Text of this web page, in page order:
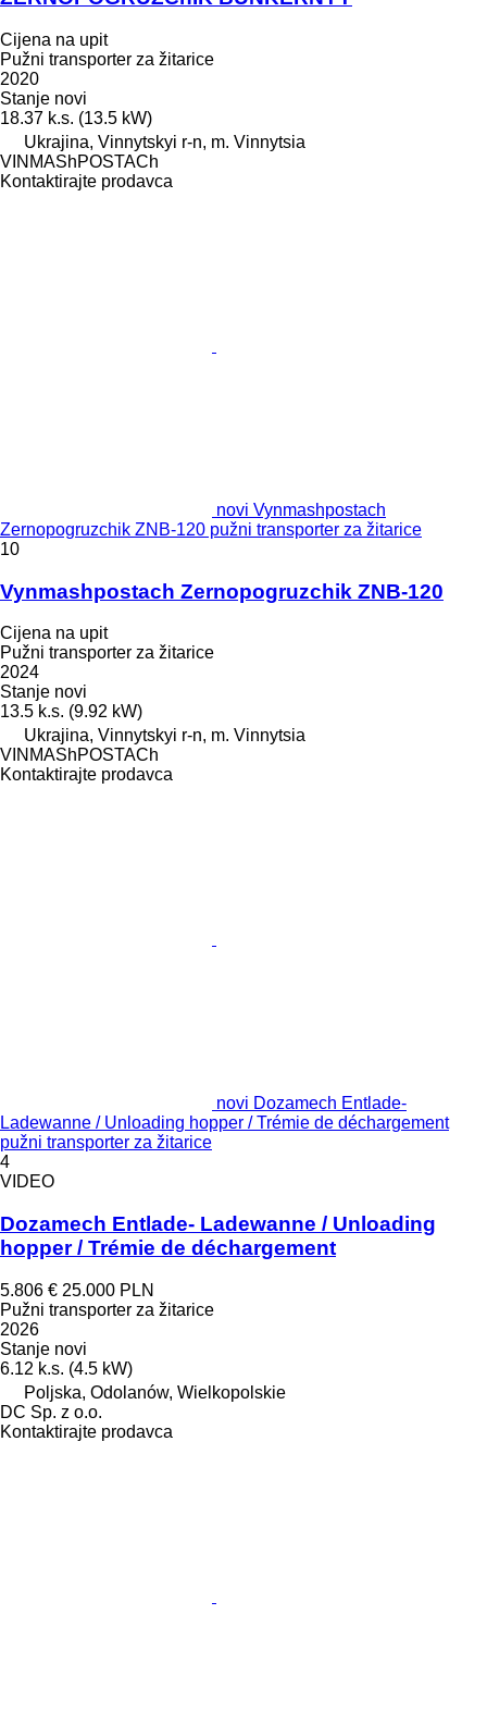
Cijena na upit
Pužni transporter za žitarice
2020
Stanje novi
18.37 k.s. (13.5 kW)
Ukrajina, Vinnytskyi r-n, m. Vinnytsia
VINMAShPOSTACh
Kontaktirajte prodavca
novi Vynmashpostach
Zernopogruzchik ZNB-120 pužni transporter za žitarice
10
Vynmashpostach Zernopogruzchik ZNB-120
Cijena na upit
Pužni transporter za žitarice
2024
Stanje novi
13.5 k.s. (9.92 kW)
Ukrajina, Vinnytskyi r-n, m. Vinnytsia
VINMAShPOSTACh
Kontaktirajte prodavca
novi Dozamech Entlade-
Ladewanne / Unloading hopper / Trémie de déchargement
pužni transporter za žitarice
4
VIDEO
Dozamech Entlade- Ladewanne / Unloading
hopper / Trémie de déchargement
5.806 € 25.000 PLN
Pužni transporter za žitarice
2026
Stanje novi
6.12 k.s. (4.5 kW)
Poljska, Odolanów, Wielkopolskie
DC Sp. z o.o.
Kontaktirajte prodavca